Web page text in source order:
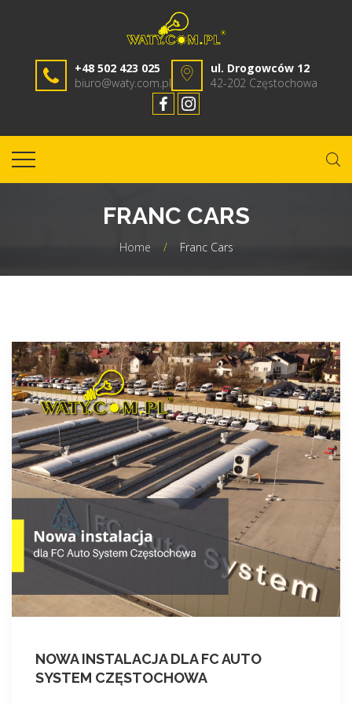
+48 502 423 025
biuro@waty.com.pl
ul. Drogowców 12
42-202 Częstochowa
FRANC CARS
Home / Franc Cars
NOWA INSTALACJA DLA FC AUTO
SYSTEM CZĘSTOCHOWA